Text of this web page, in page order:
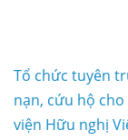
Tổ chức tuyên
nạn, cứu hộ
viện Hữu nghị